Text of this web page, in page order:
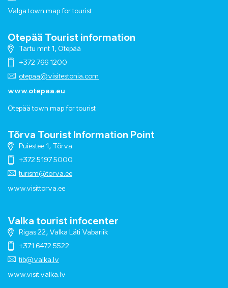
Valga town map for tourist
Otepää Tourist information
Tartu mnt 1, Otepää
+372 766 1200
otepaa@visitestonia.com
www.otepaa.eu
Otepää town map for tourist
Tõrva Tourist Information Point
Puiestee 1, Tõrva
+372 5197 5000
turism@torva.ee
www.visittorva.ee
Valka tourist infocenter
Rigas 22, Valka Läti Vabariik
+371 6472 5522
tib@valka.lv
www.visit.valka.lv